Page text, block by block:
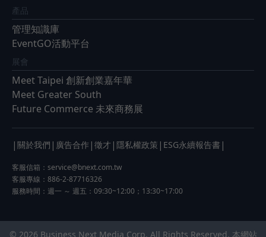
產品
管理知識庫
EventGO活動平台
展會
Meet Taipei 創新創業嘉年華
Meet Greater South
Future Commerce 未來商務展
| 關於我們 | 廣告合作 | 徵才 | 隱私權政策 | ESG永續報告書 |
客服信箱： service@bnext.com.tw
客服專線：886-2-87716326
服務時間：週一 ～ 週五：09:30~12:00；13:30~17:00
© 2026 Business Next Media Corp. All Rights Reserved. 本網站